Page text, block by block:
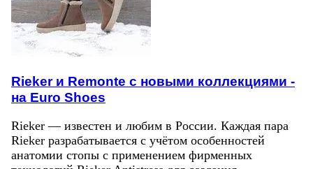
Rieker и Remonte с новыми коллекциями -
на Euro Shoes
Rieker — известен и любим в России. Каждая пара
Rieker разрабатывается с учётом особенностей
анатомии стопы с применением фирменных